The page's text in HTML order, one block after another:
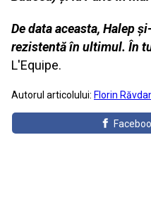
De data aceasta, Halep
rezistentă în ultimul. În
L'Equipe.
Autorul articolului: Florin